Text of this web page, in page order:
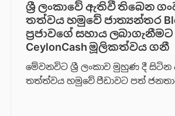
ශ්‍රී ලංකාවේ ඇතිවී තිබෙන
තත්වය හමුවේ ජාත්‍යන්තර
ප්‍රජාවගේ සහාය ලබාගැනීමට
CeylonCash මූලිකත්වය ග​නී
මේවනවිට ශ්‍රී ලංකාව මුහුණ දී
තත්ත්වය හමුවේ පීඩාවට පත්